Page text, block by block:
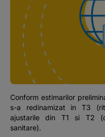
Evenimente
Podcast
The MacRO Zone
Pentru antreprenori
Banking, pe relaxare
Conform estimarilor
s-a redinamizat in T3
ajustarile din T1 si T2
sanitare).